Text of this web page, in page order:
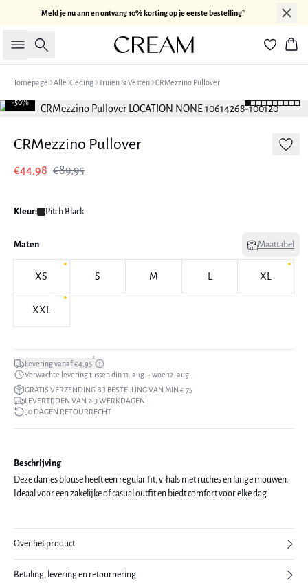
Meld je nu ann en ontvang 10% korting op je eerste bestelling*
Zoeken
Homepage Alle Kleding Truien & Vesten CRMezzino Pullover
-50%
CRMezzino Pullover
€44,98 €89,95
Kleur: Pitch Black
Maten Maattabel
XS S M XL
XXL
Levering vanaf €4,95*
Verwachte levering tussen din 11. aug. - woe 12. aug.
GRATIS VERZENDING BIJ BESTELLING VAN MIN € 75
LEVERTIJDEN VAN 2-3 WERKDAGEN
30 DAGEN RETOURRECHT
Beschrijving
Deze dames blouse heeft een regular fit, v-hals met ruches en lange mouwen.
Ideaal voor een zakelijke of casual outfit en biedt comfort voor elke dag.
Over het product
Betaling, levering en retournering